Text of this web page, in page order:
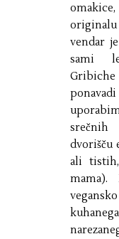
vendar
sami
dvorišču
ali